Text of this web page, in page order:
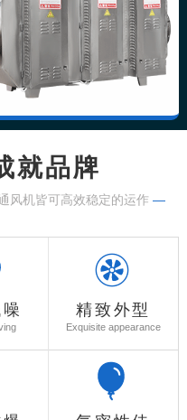
就品牌
风机皆可高效稳定的运作 —
精致外型
Exquisite appearance